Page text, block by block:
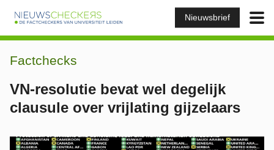
Nieuwsbrief
Factchecks
VN-resolutie bevat wel degelijk
clausule over vrijlating gijzelaars